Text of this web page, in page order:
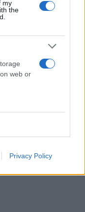
my
the
web or
Privacy Policy